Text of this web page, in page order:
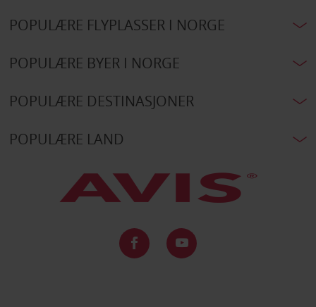
POPULÆRE FLYPLASSER I NORGE
POPULÆRE BYER I NORGE
POPULÆRE DESTINASJONER
POPULÆRE LAND